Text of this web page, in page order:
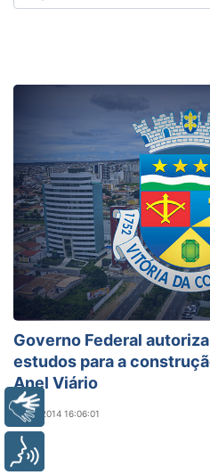
Governo Federal
estudos para a
Anel Viário
08/01/2014 16:06:01
Libras